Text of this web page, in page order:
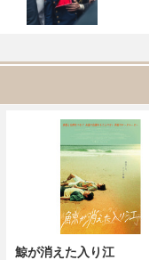
鯨が消えた入り江